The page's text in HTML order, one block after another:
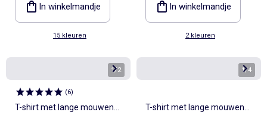
In winkelmandje
15 kleuren
In winkelmandje
2 kleuren
1/2
(6)
T-shirt met lange mouwen
1/4
T-shirt met lange mouwen